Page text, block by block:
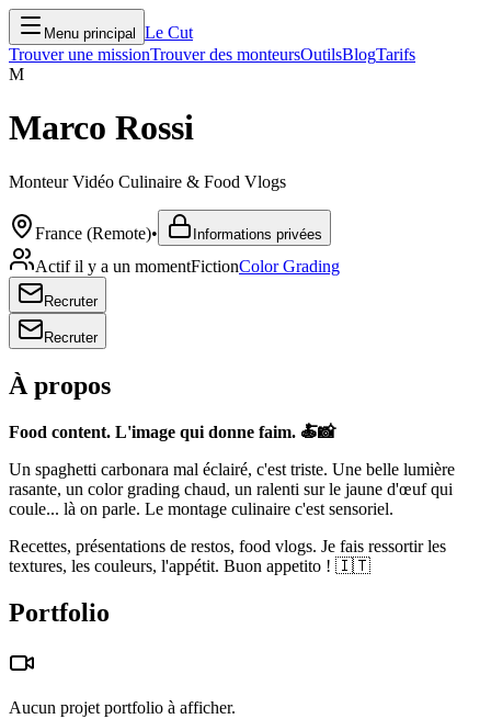
Menu principal
Le Cut
Trouver une missionTrouver des monteursOutilsBlogTarifs
M
Marco Rossi
Monteur Vidéo Culinaire & Food Vlogs
France (Remote)• Informations privées
Actif il y a un momentFictionColor Grading
Recruter
Recruter
À propos
Food content. L'image qui donne faim. 🍝📸
Un spaghetti carbonara mal éclairé, c'est triste. Une belle lumière
rasante, un color grading chaud, un ralenti sur le jaune d'œuf qui
coule... là on parle. Le montage culinaire c'est sensoriel.
Recettes, présentations de restos, food vlogs. Je fais ressortir les
textures, les couleurs, l'appétit. Buon appetito ! 🇮🇹
Portfolio
Aucun projet portfolio à afficher.